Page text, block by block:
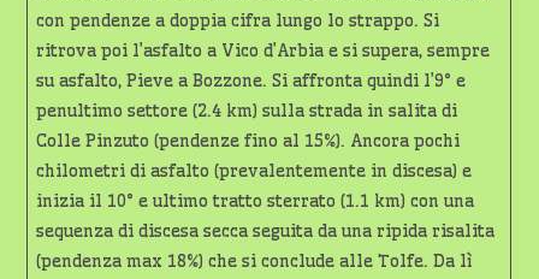
con pendenze a doppia cifra lungo lo strappo. Si
ritrova poi l’asfalto a Vico d’Arbia e si supera, sempre
su asfalto, Pieve a Bozzone. Si affronta quindi l’9° e
penultimo settore (2.4 km) sulla strada in salita di
Colle Pinzuto (pendenze fino al 15%). Ancora pochi
chilometri di asfalto (prevalentemente in discesa) e
inizia il 10° e ultimo tratto sterrato (1.1 km) con una
sequenza di discesa secca seguita da una ripida risalita
(pendenza max 18%) che si conclude alle Tolfe. Da lì